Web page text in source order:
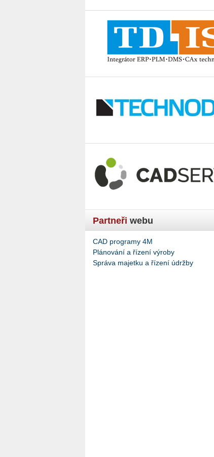
Partneři webu
CAD programy 4M
Plánování a řízení výroby
Správa majetku a řízení údržby